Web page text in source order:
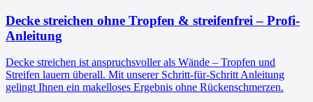
Decke streichen ohne Tropfen & streifenfrei – Profi-
Anleitung
Decke streichen ist anspruchsvoller als Wände – Tropfen und
Streifen lauern überall. Mit unserer Schritt-für-Schritt Anleitung
gelingt Ihnen ein makelloses Ergebnis ohne Rückenschmerzen.